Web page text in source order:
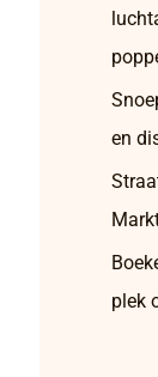
en
plek